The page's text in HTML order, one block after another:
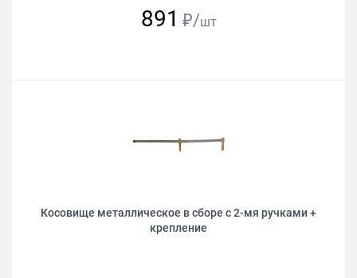
891 ₽/шт
Косовище металлическое в сборе с 2-мя ручками +
крепление